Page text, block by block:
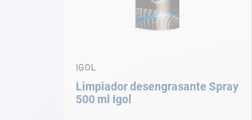
IGOL
Limpiador desengrasante Spray
500 ml Igol